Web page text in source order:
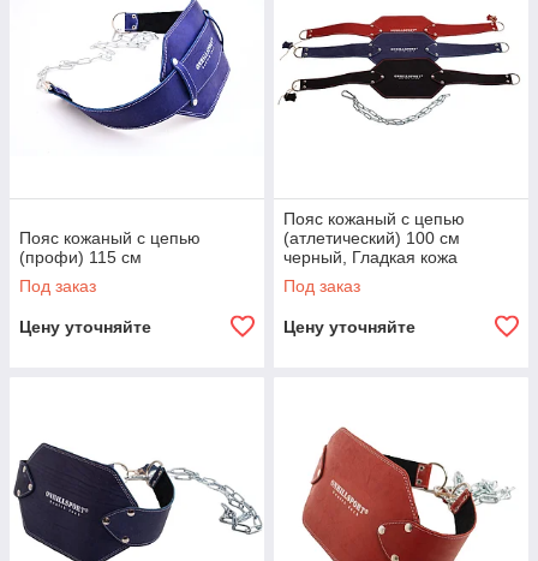
Пояс кожаный с цепью
(профи) 115 см
Под заказ
Цену уточняйте
Пояс кожаный с цепью
(атлетический) 100 см
черный, Гладкая кожа
Под заказ
Цену уточняйте